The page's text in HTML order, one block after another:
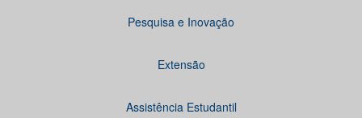
Pesquisa e Inovação
Extensão
Assistência Estudantil